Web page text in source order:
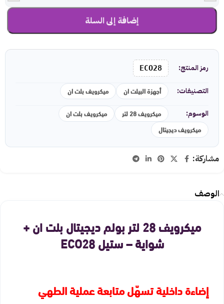
إضافة إلى السلة
رمز المنتج: ECO28
التصنيفات: أجهزة البيلت ان ميكرويف بلت ان
الوسوم: ميكرويف 28 لتر
ميكرويف بلت ان
ميكرويف ديجيتال
مشاركة:
الوصف
ميكرويف 28 لتر بولم ديجيتال بلت ان +
شواية – ستيل ECO28
إضاءة داخلية تسهّل متابعة عملية الطهي